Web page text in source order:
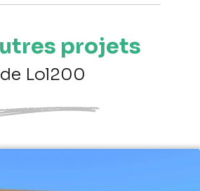
projets
de Lol200